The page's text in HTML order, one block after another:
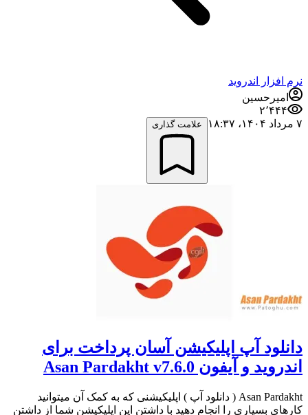
نرم افزار اندروید
امیرحسین
۲٬۴۴۴
۷ مرداد ۱۴۰۴،‏ ۱۸:۳۷
علامت گذاری
دانلود آپ اپلیکیشن آسان پرداخت برای
اندروید و آیفون Asan Pardakht v7.6.0
Asan Pardakht ( دانلود آپ ) اپلیکیشنی که به کمک آن میتوانید
کارهای بسیاری را انجام دهید با داشتن این اپلیکیشن شما از داشتن